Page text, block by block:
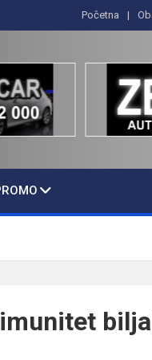
Početna